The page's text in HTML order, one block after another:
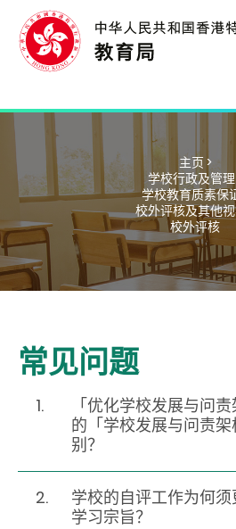
主页 >
学校行政及管理
学校教育质素保
校外评核及其他视
校外评核
常见问题
1.
「优化学校发展与问
的「学校发展与问责
别？
2.
学校的自评工作为何
学习宗旨？